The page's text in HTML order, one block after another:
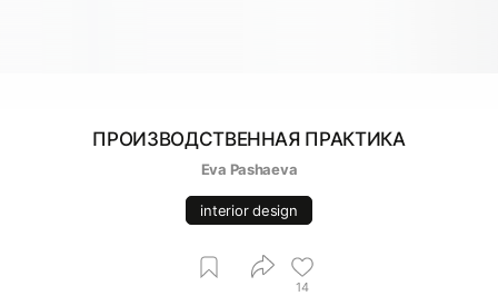
ПРОИЗВОДСТВЕННАЯ ПРАКТИКА
Eva Pashaeva
interior design
14